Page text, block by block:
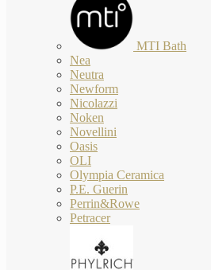
MTI Bath
Nea
Neutra
Newform
Nicolazzi
Noken
Novellini
Oasis
OLI
Olympia Ceramica
P.E. Guerin
Perrin&Rowe
Petracer